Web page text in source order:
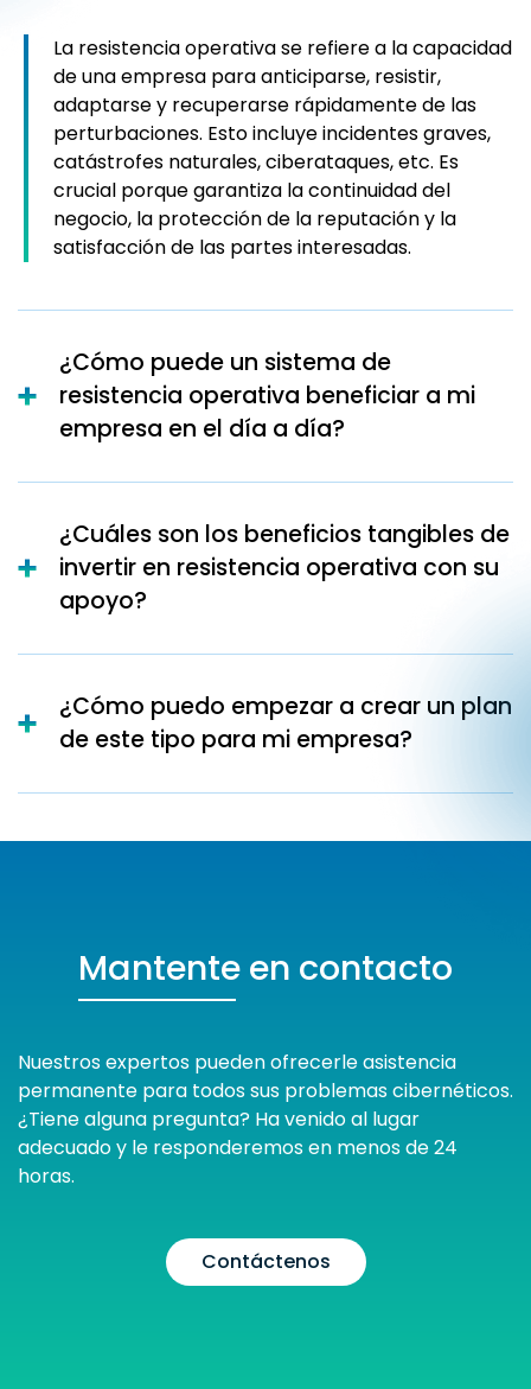
La resistencia operativa se refiere a la capacidad
de una empresa para anticiparse, resistir,
adaptarse y recuperarse rápidamente de las
perturbaciones. Esto incluye incidentes graves,
catástrofes naturales, ciberataques, etc. Es
crucial porque garantiza la continuidad del
negocio, la protección de la reputación y la
satisfacción de las partes interesadas.
¿Cómo puede un sistema de
resistencia operativa beneficiar a mi
empresa en el día a día?
¿Cuáles son los beneficios tangibles de
invertir en resistencia operativa con su
apoyo?
¿Cómo puedo empezar a crear un plan
de este tipo para mi empresa?
Mantente en contacto
Nuestros expertos pueden ofrecerle asistencia
permanente para todos sus problemas cibernéticos.
¿Tiene alguna pregunta? Ha venido al lugar
adecuado y le responderemos en menos de 24
horas.
Contáctenos